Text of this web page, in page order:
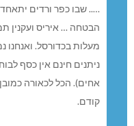
….. שבו כפר ורדים יתאחד
הבטחה … איריס ועקנין
מעלות בכדורסל. ואנחנו
ניתנים חינם אין כסף
אחים). הכל לכאורה
קודם.